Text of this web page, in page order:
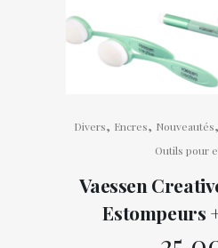
Divers, Encres, Nouveautés,
Outils pour
Vaessen
Estompeurs